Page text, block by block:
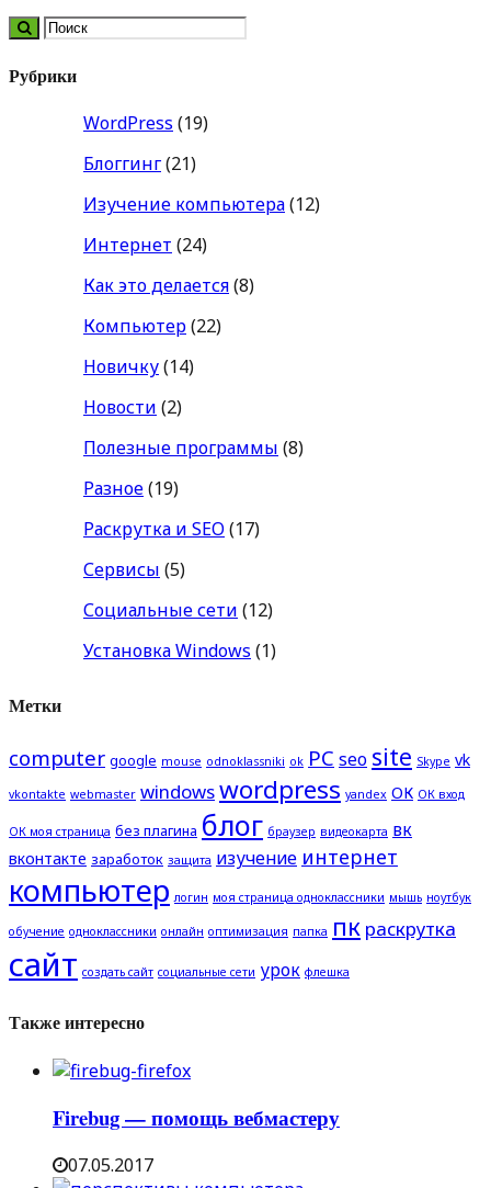
Рубрики
WordPress (19)
Блоггинг(21)
Изучение компьютера(12)
Интернет (24)
Как это делается(8)
Компьютер(22)
Новичку(14)
Новости (2)
Полезные программы (8)
Разное(19)
Раскрутка и SEO (17)
Сервисы (5)
Социальные сети (12)
Установка Windows (1)
Метки
computer google mouse odnoklassniki ok PC seo site Skype vk
vkontakte webmaster windowswordpress yandex ОК ОК вход
ОК моя страница без плагина блог браузер видеокарта вк
вконтакте заработок защита изучение интернет
компьютер логин моя страница одноклассники мышь ноутбук
обучение одноклассники онлайн оптимизация папка пк раскрутка
сайт создать сайт социальные сети урок флешка
Также интересно
Firebug — помощь вебмастеру
07.05.2017